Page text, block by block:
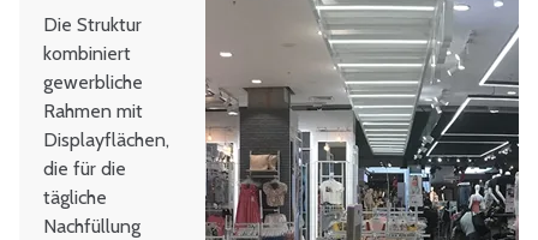
Die Struktur
kombiniert
gewerbliche
Rahmen mit
Displayflächen,
die für die
tägliche
Nachfüllung